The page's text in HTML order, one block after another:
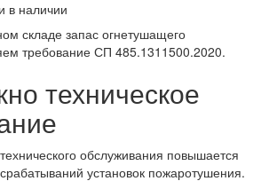
в наличии
складе запас огнетушащего
требование СП 485.1311500.2020.
техническое
обслуживания повышается
установок пожаротушения.